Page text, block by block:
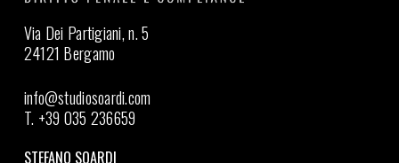
Via Dei Partigiani, n. 5
24121 Bergamo
info@studiosoardi.com
T. +39 035 236659
STEFANO SOARDI